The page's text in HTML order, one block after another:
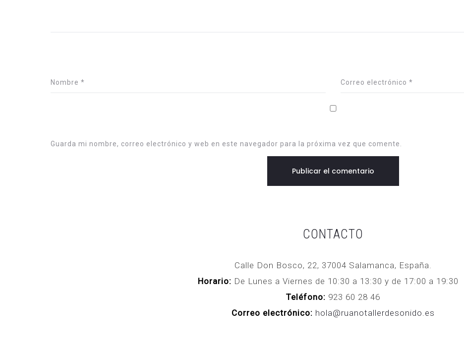
Nombre * Correo electrónico *
Guarda mi nombre, correo electrónico y web en este navegador para la próxima vez que comente.
CONTACTO
Calle Don Bosco, 22, 37004 Salamanca, España.
Horario: De Lunes a Viernes de 10:30 a 13:30 y de 17:00 a 19:30
Teléfono: 923 60 28 46
Correo electrónico: hola@ruanotallerdesonido.es